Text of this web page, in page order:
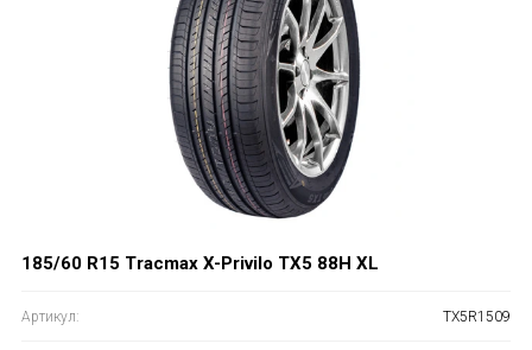
185/60 R15 Tracmax X-Privilo TX5 88H XL
Артикул: TX5R1509